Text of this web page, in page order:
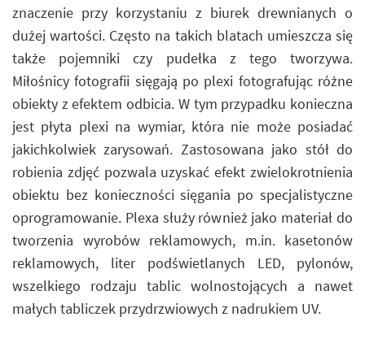
znaczenie przy korzystaniu z biurek drewnianych o
dużej wartości. Często na takich blatach umieszcza się
także pojemniki czy pudełka z tego tworzywa.
Miłośnicy fotografii sięgają po plexi fotografując różne
obiekty z efektem odbicia. W tym przypadku konieczna
jest płyta plexi na wymiar, która nie może posiadać
jakichkolwiek zarysowań. Zastosowana jako stół do
robienia zdjęć pozwala uzyskać efekt zwielokrotnienia
obiektu bez konieczności sięgania po specjalistyczne
oprogramowanie. Plexa służy również jako materiał do
tworzenia wyrobów reklamowych, m.in. kasetonów
reklamowych, liter podświetlanych LED, pylonów,
wszelkiego rodzaju tablic wolnostojących a nawet
małych tabliczek przydrzwiowych z nadrukiem UV.